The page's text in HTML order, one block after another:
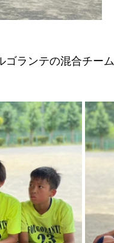
ゴランテの混合チー